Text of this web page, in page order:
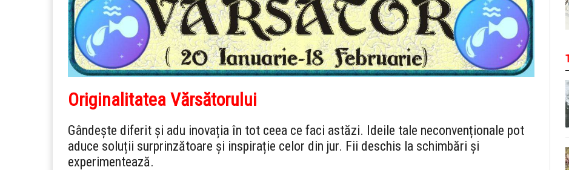
Originalitatea Vărsătorului
Gândește diferit și adu inovația în tot ceea ce faci astăzi. Ideile tale neconvenționale pot
aduce soluții surprinzătoare și inspirație celor din jur. Fii deschis la schimbări și
experimentează.